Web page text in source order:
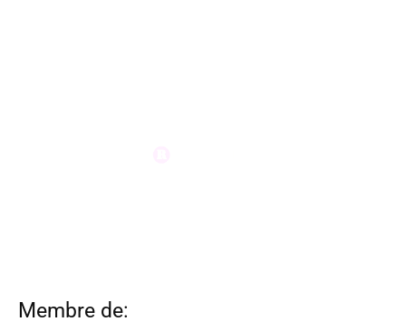
Membre de: